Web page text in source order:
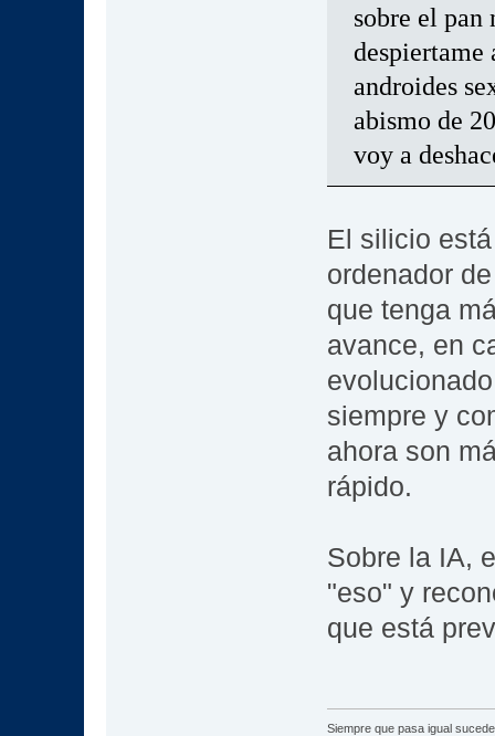
sobre el pan
despiertame
androides
abismo de
voy a
El silicio
ordenador
que tenga
avance, en
siempre y
ahora son
rápido.
Sobre la IA,
"eso" y
que está
Siempre que pasa igual